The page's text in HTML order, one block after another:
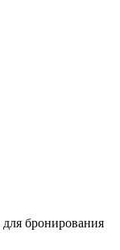
бронирования